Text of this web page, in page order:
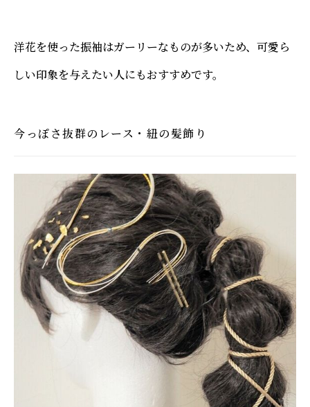
洋花を使った振袖はガーリーなものが多いため、可愛ら
しい印象を与えたい人にもおすすめです。
今っぽさ抜群のレース・紐の髪飾り